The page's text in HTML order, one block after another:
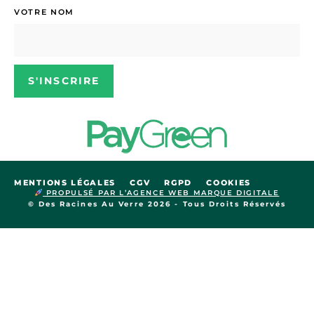
VOTRE NOM
S'INSCRIRE
© Des Racines Au Verre 2026 - Tous Droits Réservés
PROPULSÉ PAR L’AGENCE WEB MARQUE DIGITALE
MENTIONS LÉGALES CGV RGPD COOKIES